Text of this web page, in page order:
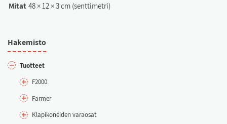
Ha­ke­mis­to
Tuot­teet
F2000
Far­mer
Kla­pi­ko­nei­den va­rao­sat
Mitat 48 × 12 × 3 cm (senttimetri)